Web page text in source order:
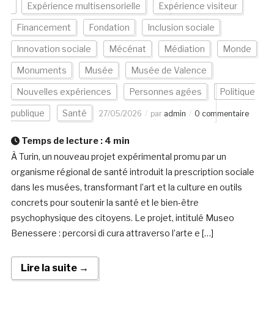
Expérience multisensorielle Expérience visiteur
Financement Fondation Inclusion sociale
Innovation sociale Mécénat Médiation Monde
Monuments Musée Musée de Valence
Nouvelles expériences Personnes agées Politique
publique Santé 27/05/2026 par admin 0 commentaire
Temps de lecture : 4 min
À Turin, un nouveau projet expérimental promu par un
organisme régional de santé introduit la prescription sociale
dans les musées, transformant l’art et la culture en outils
concrets pour soutenir la santé et le bien-être
psychophysique des citoyens. Le projet, intitulé Museo
Benessere : percorsi di cura attraverso l’arte e […]
Lire la suite →